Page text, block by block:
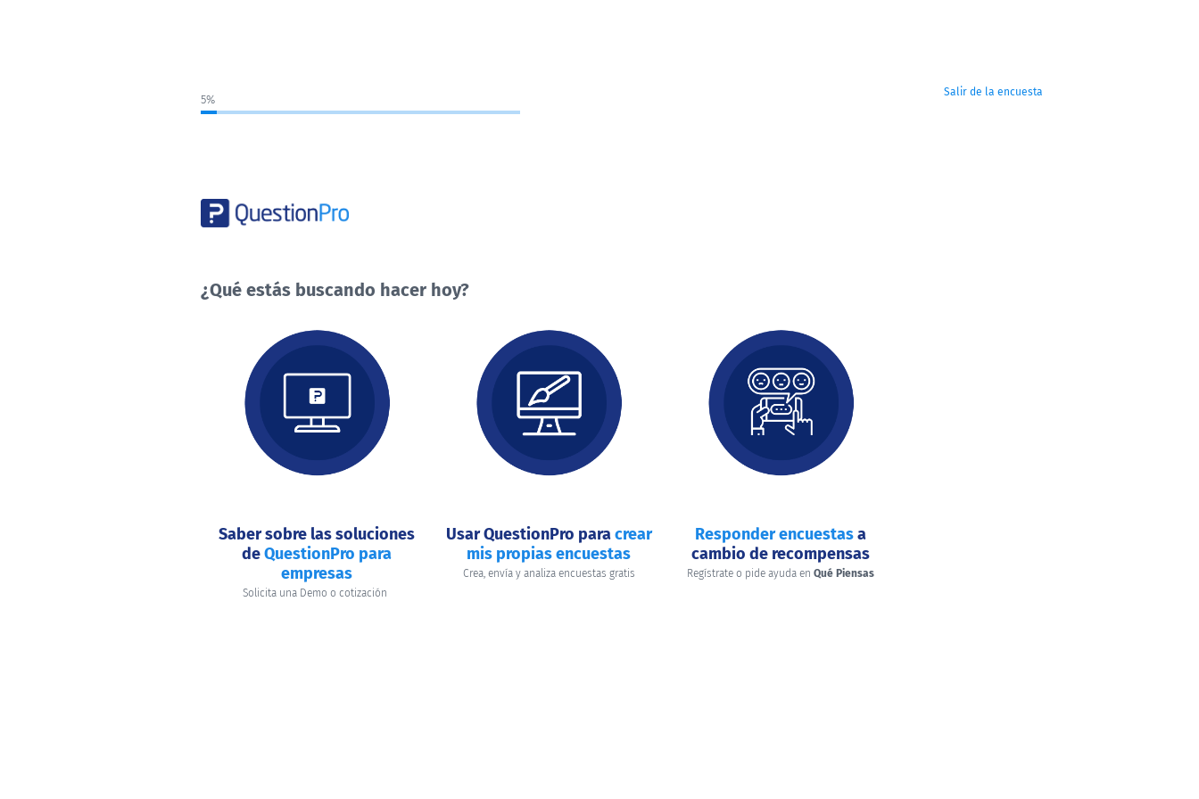
Salir de la encuesta
5%
¿Qué estás buscando hacer hoy?
buscando
hacer
Saber sobre las soluciones
deQuestionPro para
empresas
Solicita una Demo o cotización
Usar QuestionPro paracrear
mis propias encuestas
Crea, envía y analiza encuestas gratis
Responder encuestasa
cambio de recompensas
Regístrate o pide ayuda en Qué Piensas